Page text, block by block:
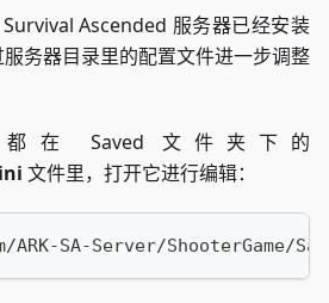
Ascended 服务器已经安装
务器目录里的配置文件进一步调整
在 Saved 文件夹下的
文件里，打开它进行编辑：
ARK-SA-Server/ShooterGame/